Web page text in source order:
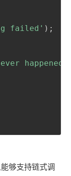
failed' ) ;
happened
够支持链式调